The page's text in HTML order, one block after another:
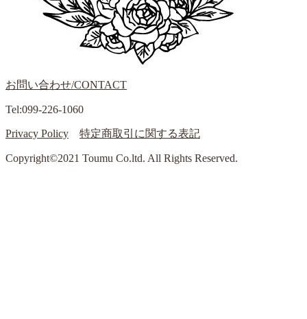
お問い合わせ/CONTACT
Tel:099-226-1060
Privacy Policy 特定商取引に関する表記
Copyright©2021 Toumu Co.ltd. All Rights Reserved.